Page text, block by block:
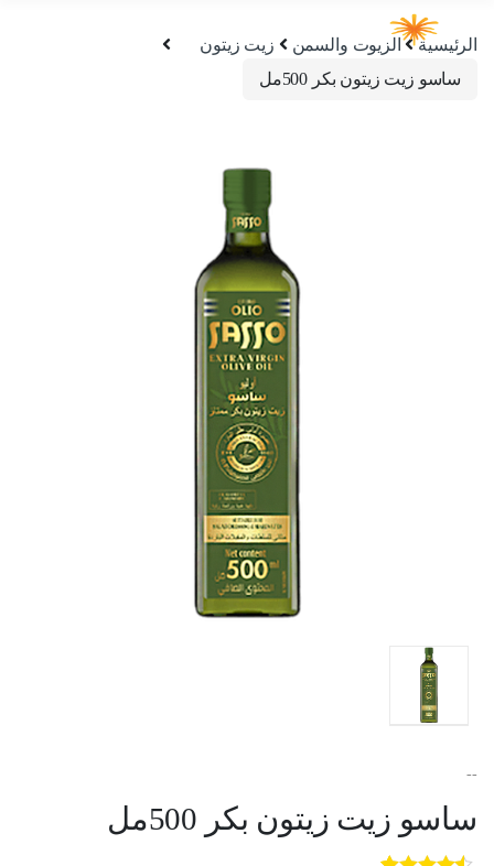
الرئيسية الزيوت والسمن
زيت زيتون
ساسو زيت زيتون بكر 500مل
--
ساسو زيت زيتون بكر 500مل